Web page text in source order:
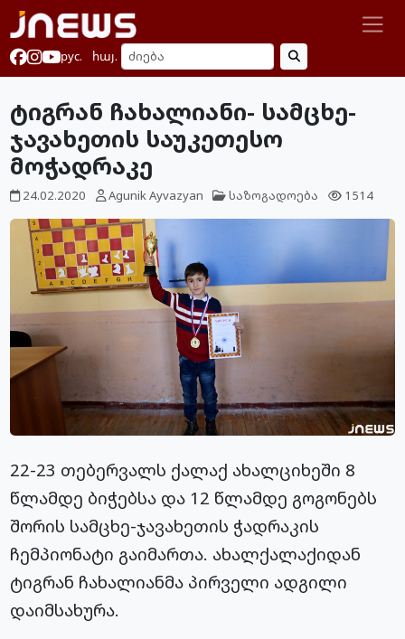
рус. հայ.
ტიგრან ჩახალიანი- სამცხე-
ჯავახეთის საუკეთესო
მოჭადრაკე
24.02.2020 Agunik Ayvazyan საზოგადოება 1514
22-23 თებერვალს ქალაქ ახალციხეში 8
წლამდე ბიჭებსა და 12 წლამდე გოგონებს
შორის სამცხე-ჯავახეთის ჭადრაკის
ჩემპიონატი გაიმართა. ახალქალაქიდან
ტიგრან ჩახალიანმა პირველი ადგილი
დაიმსახურა.